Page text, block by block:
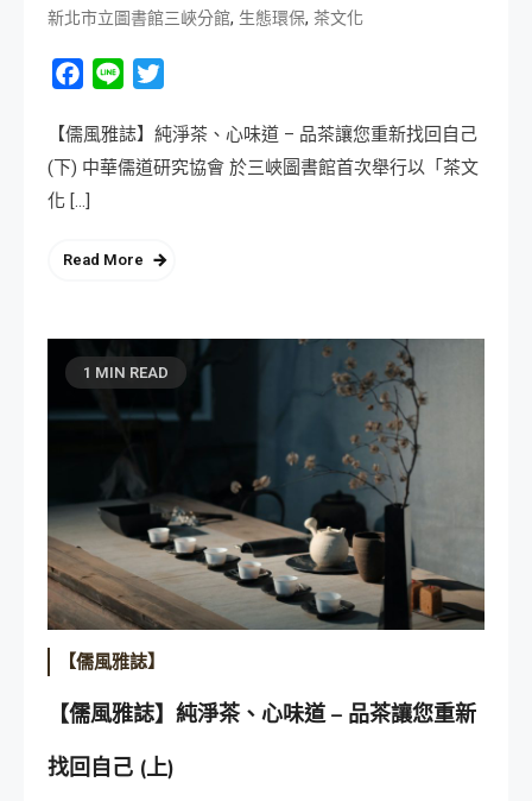
新北市立圖書館三峽分館, 生態環保, 茶文化
Facebook
Line
【儒風雅誌】純淨茶、心味道 – 品茶讓您重新找回自己
(下) 中華儒道研究協會 於三峽圖書館首次舉行以「茶文
化 […]
Read More
1 MIN READ
【儒風雅誌】
【儒風雅誌】純淨茶、心味道 – 品茶讓您重新
找回自己 (上)